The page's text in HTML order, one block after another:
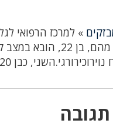
»למרכז הרפואי
משגב.האחד
כבן 20, מוגדר במצב קל עד בינוני ועובר בדיקות בחדר המיון